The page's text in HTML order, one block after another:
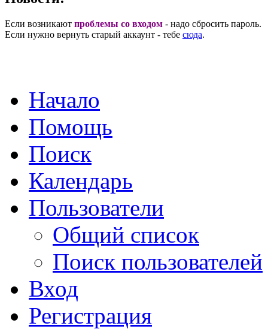
Если возникают проблемы со входом - надо сбросить пароль.
Если нужно вернуть старый аккаунт - тебе сюда.
Начало
Помощь
Поиск
Календарь
Пользователи
Общий список
Поиск пользователей
Вход
Регистрация